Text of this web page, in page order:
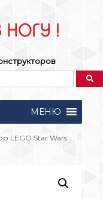
МЕНЮ
LEGO Star Wars